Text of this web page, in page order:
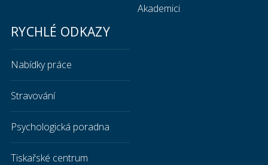
Akademici
RYCHLÉ ODKAZY
Nabídky práce
Stravování
Psychologická poradna
Tiskařské centrum